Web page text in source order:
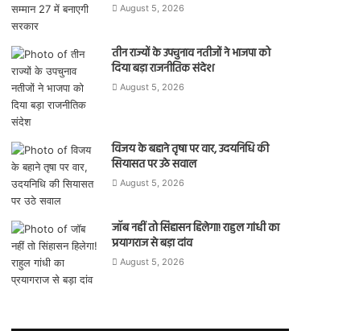
August 5, 2026
तीन राज्यों के उपचुनाव नतीजों ने भाजपा को
दिया बड़ा राजनीतिक संदेश
August 5, 2026
विजय के बहाने तृषा पर वार, उदयनिधि की
सियासत पर उठे सवाल
August 5, 2026
जॉब नहीं तो सिंहासन हिलेगा! राहुल गांधी का
प्रयागराज से बड़ा दांव
August 5, 2026